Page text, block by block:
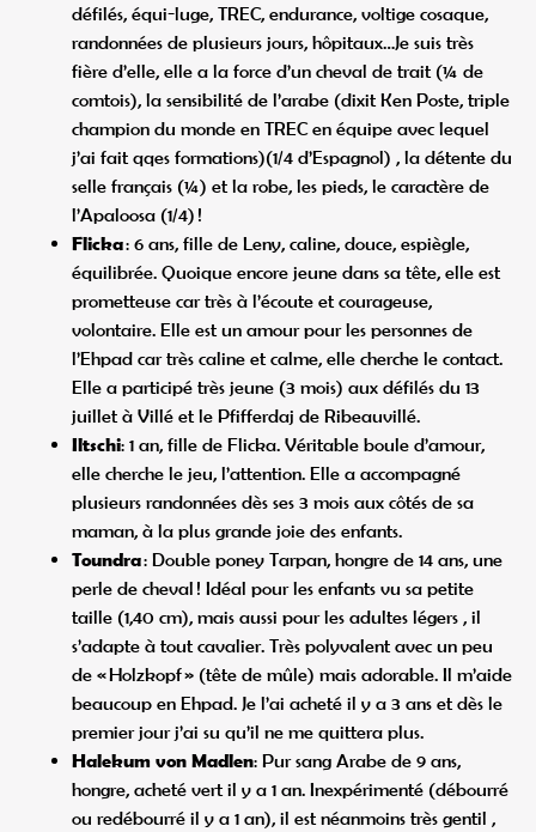
défilés, équi-luge, TREC, endurance, voltige cosaque,
randonnées de plusieurs jours, hôpitaux…Je suis très
fière d’elle, elle a la force d’un cheval de trait (¼ de
comtois), la sensibilité de l’arabe (dixit Ken Poste, triple
champion du monde en TREC en équipe avec lequel
j’ai fait qqes formations)(1/4 d’Espagnol) , la détente du
selle français (¼) et la robe, les pieds, le caractère de
l’Apaloosa (1/4) !
Flicka: 6 ans, fille de Leny, caline, douce, espiègle,
équilibrée. Quoique encore jeune dans sa tête, elle est
prometteuse car très à l’écoute et courageuse,
volontaire. Elle est un amour pour les personnes de
l’Ehpad car très caline et calme, elle cherche le contact.
Elle a participé très jeune (3 mois) aux défilés du 13
juillet à Villé et le Pfifferdaj de Ribeauvillé.
Iltschi: 1 an, fille de Flicka. Véritable boule d’amour,
elle cherche le jeu, l’attention. Elle a accompagné
plusieurs randonnées dès ses 3 mois aux côtés de sa
maman, à la plus grande joie des enfants.
Toundra: Double poney Tarpan, hongre de 14 ans, une
perle de cheval ! Idéal pour les enfants vu sa petite
taille (1,40 cm), mais aussi pour les adultes légers , il
s’adapte à tout cavalier. Très polyvalent avec un peu
de « Holzkopf » (tête de mûle) mais adorable. Il m’aide
beaucoup en Ehpad. Je l’ai acheté il y a 3 ans et dès le
premier jour j’ai su qu’il ne me quittera plus.
Halekum von Madlen: Pur sang Arabe de 9 ans,
hongre, acheté vert il y a 1 an. Inexpérimenté (débourré
ou redébourré il y a 1 an), il est néanmoins très gentil ,